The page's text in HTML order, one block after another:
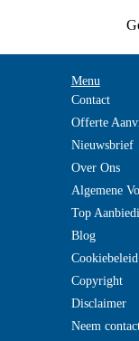
Menu
Contact
Offerte
Nieuwsbrief
Over Ons
Algemene
Top
Blog
Cookiebeleid
Copyright
Disclaimer
Neem